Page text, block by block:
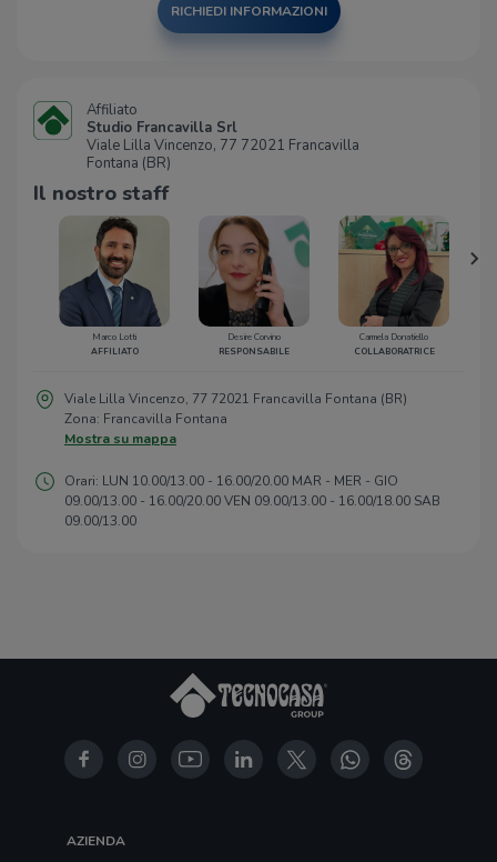
RICHIEDI INFORMAZIONI
Affiliato
Studio Francavilla Srl
Viale Lilla Vincenzo, 77 72021 Francavilla
Fontana (BR)
Il nostro staff
Marco Lotti
AFFILIATO
Desire Corvino
RESPONSABILE
Carmela Donatiello
COLLABORATRICE
Viale Lilla Vincenzo, 77 72021 Francavilla Fontana (BR)
Zona: Francavilla Fontana
Mostra su mappa
Orari: LUN 10.00/13.00 - 16.00/20.00 MAR - MER - GIO
09.00/13.00 - 16.00/20.00 VEN 09.00/13.00 - 16.00/18.00 SAB
09.00/13.00
AZIENDA